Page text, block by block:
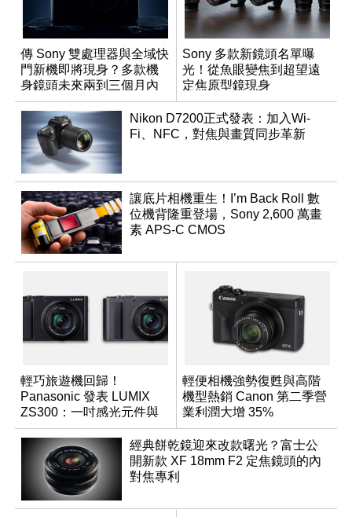
傳 Sony 雙處理器與全域快
門新機即將現身？多款機
身鏡頭未來兩到三個月內
有望登場
Sony 多款新鏡頭名單曝
光！從魚眼變焦到超望遠
定焦原型鏡現身
Nikon D7200正式發表：加入Wi-
Fi、NFC，對焦與畫質同步革新
讓底片相機重生！I’m Back Roll 數
位機背隆重登場，Sony 2,600 萬畫
素 APS-C CMOS
輕巧旅遊機回歸！
Panasonic 發表 LUMIX
ZS300：一吋感光元件與
15 倍光學變焦
輕便相機強勢復甦與高階
機型熱銷 Canon 第二季營
業利潤大增 35%
經典餅乾鏡迎來改款曙光？富士公
開新款 XF 18mm F2 定焦鏡頭的內
對焦專利